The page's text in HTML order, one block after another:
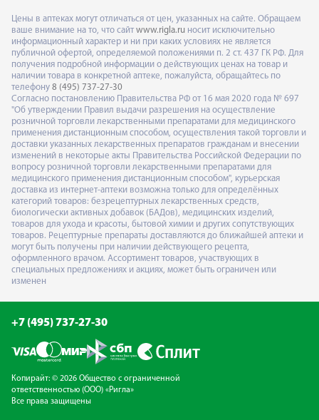
Цены в аптеках могут отличаться от цен, указанных на сайте. Обращаем
ваше внимание на то, что сайт www.rigla.ru носит исключительно
информационный характер и ни при каких условиях не является
публичной офертой, определяемой положениями п. 2 ст. 437 ГК РФ. Для
получения подробной информации о действующих ценах на товар и
наличии товара в конкретной аптеке, пожалуйста, обращайтесь по
телефону 8 (495) 737-27-30
Согласно постановлению Правительства РФ от 16 мая 2020 года № 697
"Об утверждении Правил выдачи разрешения на осуществление
розничной торговли лекарственными препаратами для медицинского
применения дистанционным способом, осуществления такой торговли и
доставки указанных лекарственных препаратов гражданам и внесении
изменений в некоторые акты Правительства Российской Федерации по
вопросу розничной торговли лекарственными препаратами для
медицинского применения дистанционным способом", курьерская
доставка из интернет-аптеки возможна только для определённых
категорий товаров: безрецептурных лекарственных средств,
биологически активных добавок (БАДов), медицинских изделий,
товаров для ухода и красоты, бытовой химии и других сопутствующих
товаров. Рецептурные препараты доставляются до ближайшей аптеки и
могут быть получены при наличии действующего рецепта,
оформленного врачом. Ассортимент товаров, участвующих в
специальных предложениях и акциях, может быть ограничен или
изменен
+7 (495) 737-27-30
Копирайт: © 2026 Общество с ограниченной
ответственностью (ООО) «Ригла»
Все права защищены